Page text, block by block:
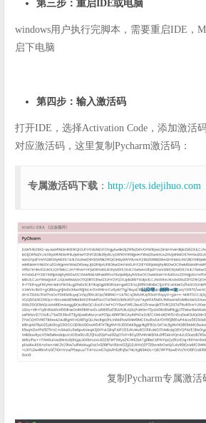
第三步：重启IDE或电脑
windows用户执行完脚本，需要重启IDE，
启下电脑
第四步：输入激活码
打开IDE，选择Activation Code，添加激活
对应激活码，这里复制Pycharm激活码：
专属激活码下载 ： http://jets.idejihuo.com
复制Pycharm专属激活